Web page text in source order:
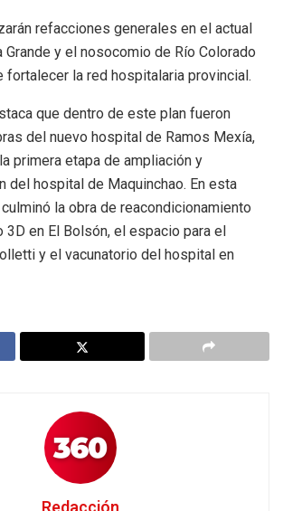
refacciones generales en el actual
y el nosocomio de Río Colorado
fortalecer la red hospitalaria provincial.
que dentro de este plan fueron
del nuevo hospital de Ramos Mexía,
primera etapa de ampliación y
del hospital de Maquinchao. En esta
la obra de reacondicionamiento
3D en El Bolsón, el espacio para el
y el vacunatorio del hospital en